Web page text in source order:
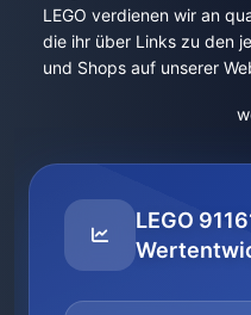
LEGO verdienen wir an
die ihr über Links zu den
und Shops auf unserer
LEGO